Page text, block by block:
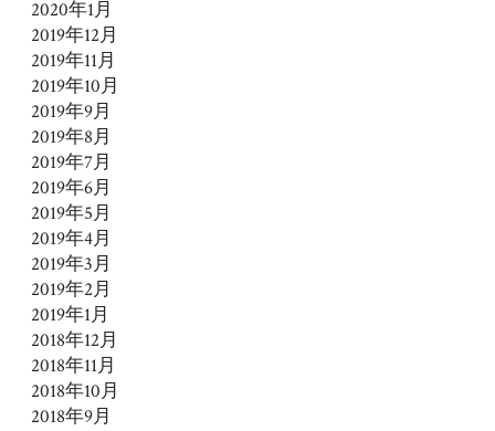
2020年1月
2019年12月
2019年11月
2019年10月
2019年9月
2019年8月
2019年7月
2019年6月
2019年5月
2019年4月
2019年3月
2019年2月
2019年1月
2018年12月
2018年11月
2018年10月
2018年9月